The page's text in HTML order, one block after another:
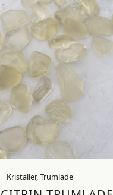
Kristaller, Trumlade